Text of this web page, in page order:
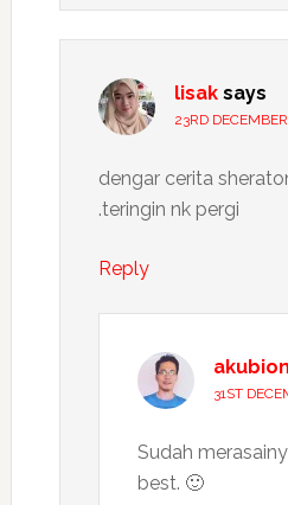
lisak says
23RD
dengar cerita
.teringin nk pergi
Reply
31ST
Sudah
best. 🙂